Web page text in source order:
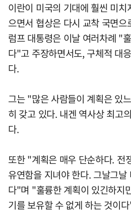
이란이 미국의 기대에 훨씬 미
으면서 협상은 다시 교착 국면
럼프 대통령은 이날 여러차례 "
다"고 주장하면서도, 구체적 대
다.
그는 "많은 사람들이 계획은 있
히 갖고 있다. 내겐 역사상 최고
다.
또한 "계획은 매우 단순하다. 전
유연함을 지녀야 한다. 그날그
다"며 "훌륭한 계획이 있긴하지
기를 보유할 수 없게 하는 것이